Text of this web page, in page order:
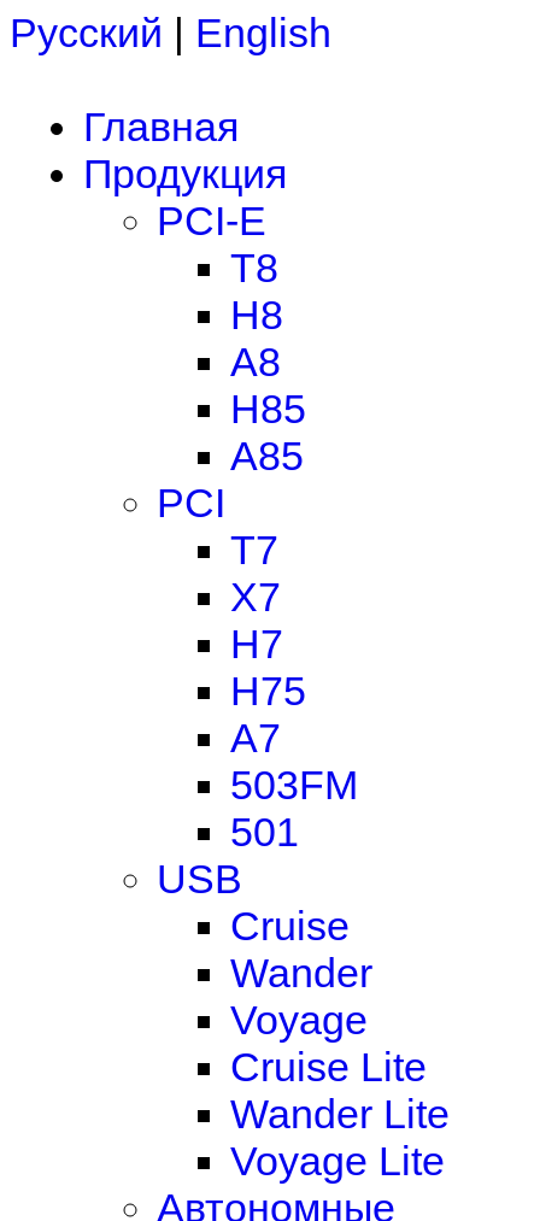
Русский | English
Главная
Продукция
PCI-E
T8
H8
A8
H85
A85
PCI
T7
X7
H7
H75
A7
503FM
501
USB
Cruise
Wander
Voyage
Cruise Lite
Wander Lite
Voyage Lite
Автономные